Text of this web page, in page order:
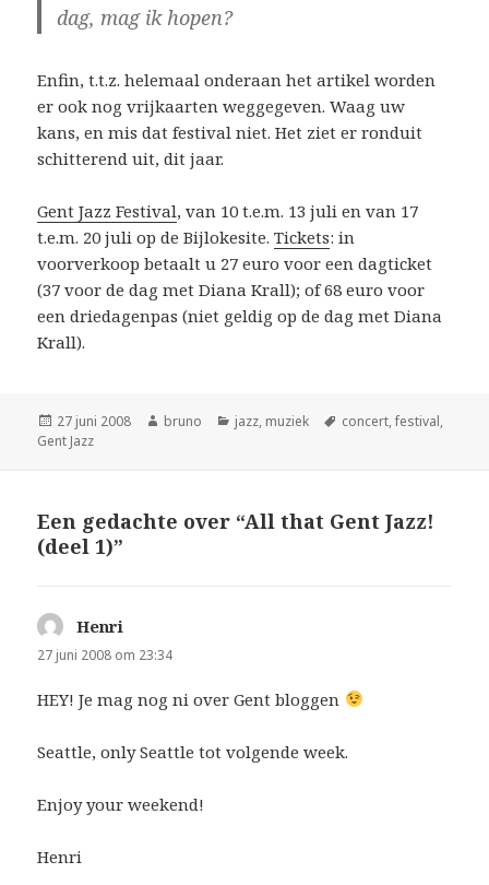
dag, mag ik hopen?
Enfin, t.t.z. helemaal onderaan het artikel worden
er ook nog vrijkaarten weggegeven. Waag uw
kans, en mis dat festival niet. Het ziet er ronduit
schitterend uit, dit jaar.
Gent Jazz Festival, van 10 t.e.m. 13 juli en van 17
t.e.m. 20 juli op de Bijlokesite.Tickets: in
voorverkoop betaalt u 27 euro voor een dagticket
(37 voor de dag met Diana Krall); of 68 euro voor
een driedagenpas (niet geldig op de dag met Diana
Krall).
Geplaatst
op
27 juni 2008 Auteur
bruno Categorieën
jazz, muziek Tags
concert,festival,
Gent Jazz
Een gedachte over “All that Gent Jazz!
(deel 1)”
Henri
27 juni 2008 om 23:34
HEY! Je mag nog ni over Gent bloggen
Seattle, only Seattle tot volgende week.
Enjoy your weekend!
Henri